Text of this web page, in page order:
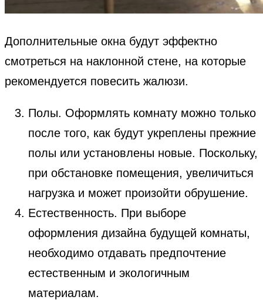
Дополнительные окна будут эффектно
смотреться на наклонной стене, на которые
рекомендуется повесить жалюзи.
Полы. Оформлять комнату можно только
после того, как будут укреплены прежние
полы или установлены новые. Поскольку,
при обстановке помещения, увеличиться
нагрузка и может произойти обрушение.
Естественность. При выборе
оформления дизайна будущей комнаты,
необходимо отдавать предпочтение
естественным и экологичным
материалам.